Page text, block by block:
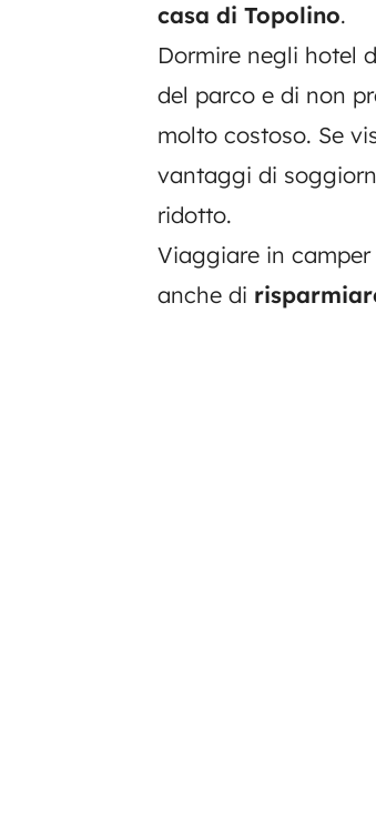
casa di Topolino.
Dormire negli hotel
del parco e di non
molto costoso. Se
vantaggi di
ridotto.
Viaggiare in
anche di